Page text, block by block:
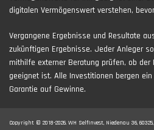
digitalen Vermögenswert verstehen,
Vergangene Ergebnisse und Resultate
zukünftigen Ergebnisse. Jeder Anleger
mithilfe externer Beratung prüfen, ob der
geeignet ist. Alle Investitionen bergen
Garantie auf Gewinne.
Copyright © 2018-2026. WH SelfInvest, Niedenau 36,